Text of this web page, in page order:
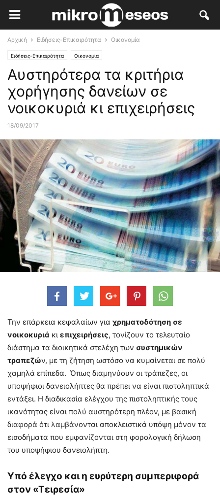
Αρχική Ειδήσεις-Επικαιρότητα Οικονομία
Ειδήσεις-Επικαιρότητα Οικονομία
Αυστηρότερα τα κριτήρια
χορήγησης δανείων σε
νοικοκυριά κι επιχειρήσεις
18/09/2017
Την επάρκεια κεφαλαίων για χρηματοδότηση σε
νοικοκυριά κι επιχειρήσεις, τονίζουν το τελευταίο
διάστημα τα διοικητικά στελέχη των συστημικών
τραπεζών, με τη ζήτηση ωστόσο να κυμαίνεται σε πολύ
χαμηλά επίπεδα. Όπως διαμηνύουν οι τράπεζες, οι
υποψήφιοι δανειολήπτες θα πρέπει να είναι πιστοληπτικά
εντάξει. Η διαδικασία ελέγχου της πιστοληπτικής τους
ικανότητας είναι πολύ αυστηρότερη πλέον, με βασική
διαφορά ότι λαμβάνονται αποκλειστικά υπόψη μόνον τα
εισοδήματα που εμφανίζονται στη φορολογική δήλωση
του υποψήφιου δανειολήπτη.
Υπό έλεγχο και η ευρύτερη συμπεριφορά
στον «Τειρεσία»